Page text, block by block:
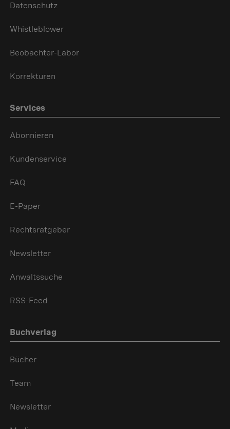
Datenschutz
Whistleblower
Beobachter-Labor
Korrekturen
Services
Abonnieren
Kundenservice
FAQ
E-Paper
Rechtsratgeber
Newsletter
Anwaltssuche
RSS-Feed
Buchverlag
Bücher
Team
Newsletter